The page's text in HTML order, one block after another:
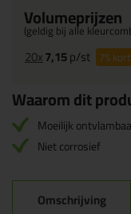
Volumeprijzen
(geldig bij alle
20x7,15p/st 7%
Waarom dit
Moeilijk
Niet corrosief
Omschrijving